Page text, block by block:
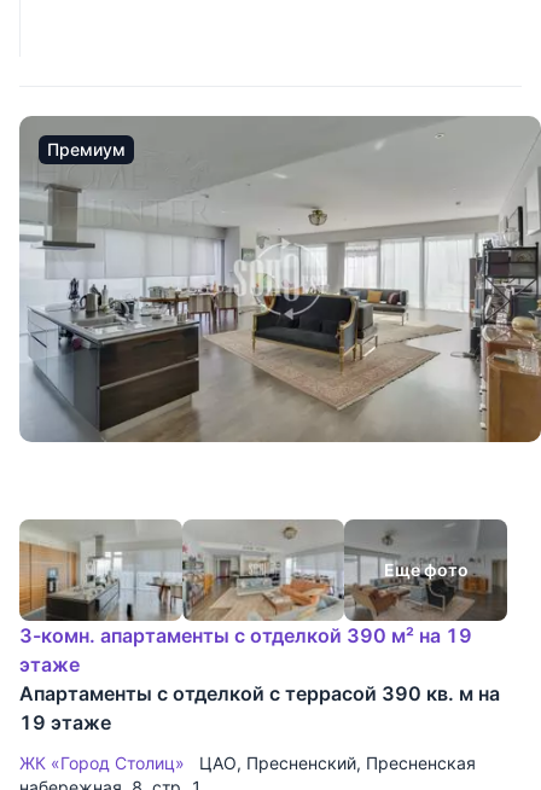
Премиум
Еще фото
3-комн. апартаменты с отделкой 390 м² на 19
этаже
Апартаменты с отделкой с террасой 390 кв. м на
19 этаже
ЖК «Город Столиц» ЦАО, Пресненский, Пресненская